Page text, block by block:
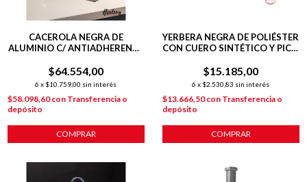
CACEROLA NEGRA DE
ALUMINIO C/ ANTIADHERENTE
$64.554,00
6 x $10.759,00 sin interés
$58.098,60con Transferencia o
depósito
COMPRAR
YERBERA NEGRA DE POLIÉSTER
CON CUERO SINTÉTICO Y PICO
$15.185,00
6 x $2.530,83 sin interés
$13.666,50con Transferencia o
depósito
COMPRAR